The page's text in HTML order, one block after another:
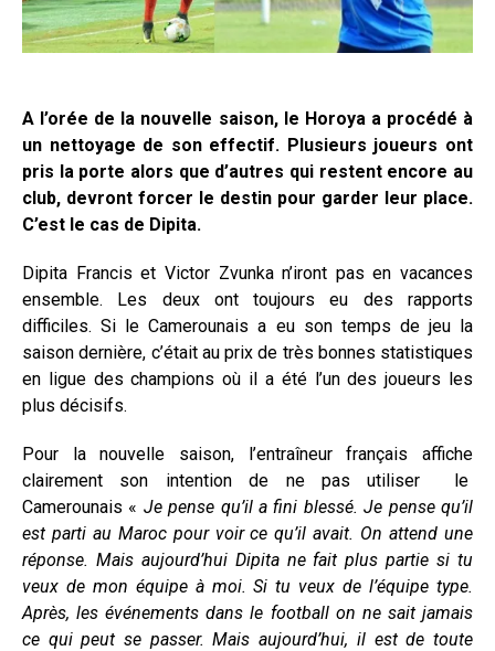
A l’orée de la nouvelle saison, le Horoya a procédé à
un nettoyage de son effectif. Plusieurs joueurs ont
pris la porte alors que d’autres qui restent encore au
club, devront forcer le destin pour garder leur place.
C’est le cas de Dipita.
Dipita Francis et Victor Zvunka n’iront pas en vacances
ensemble. Les deux ont toujours eu des rapports
difficiles. Si le Camerounais a eu son temps de jeu la
saison dernière, c’était au prix de très bonnes statistiques
en ligue des champions où il a été l’un des joueurs les
plus décisifs.
Pour la nouvelle saison, l’entraîneur français affiche
clairement son intention de ne pas utiliser le
Camerounais « Je pense qu’il a fini blessé. Je pense qu’il
est parti au Maroc pour voir ce qu’il avait. On attend une
réponse. Mais aujourd’hui Dipita ne fait plus partie si tu
veux de mon équipe à moi. Si tu veux de l’équipe type.
Après, les événements dans le football on ne sait jamais
ce qui peut se passer. Mais aujourd’hui, il est de toute